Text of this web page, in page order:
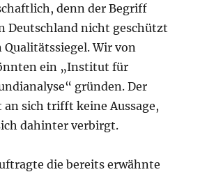
denn der Begriff
Deutschland nicht geschützt
Wir von
ein „Institut für
gründen. Der
sich trifft keine Aussage,
dahinter verbirgt.
die bereits erwähnte